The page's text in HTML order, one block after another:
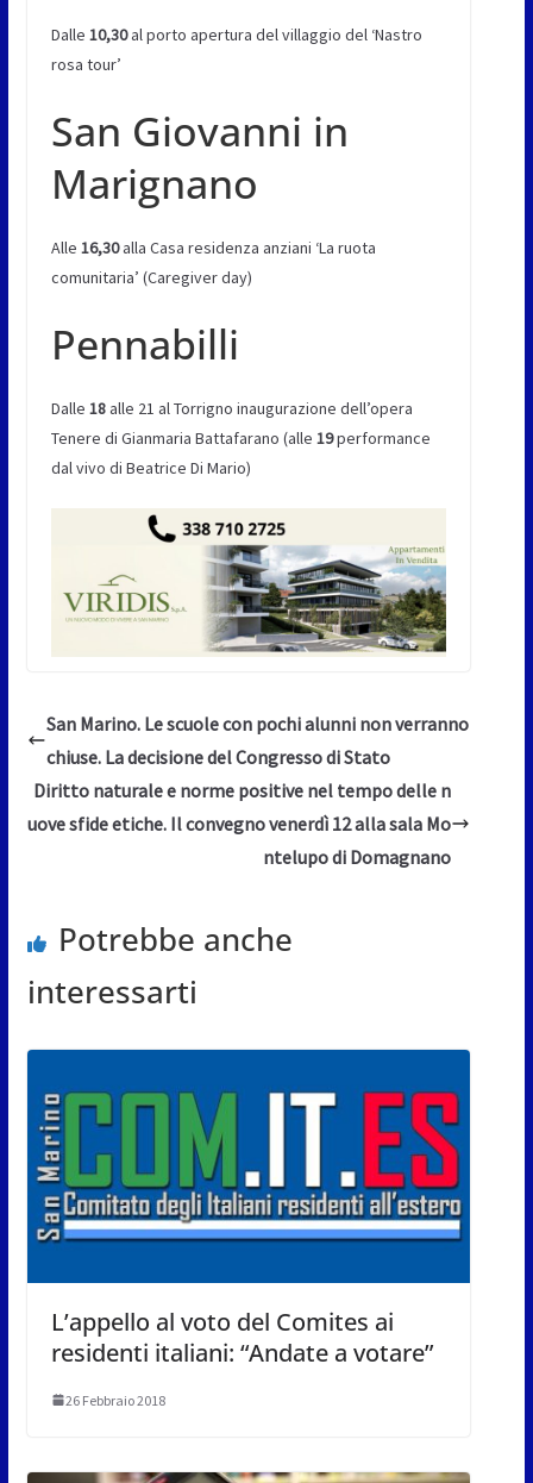
Dalle 10,30al porto apertura del villaggio del ‘Nastro
rosa tour’
San Giovanni in
Marignano
Alle 16,30alla Casa residenza anziani ‘La ruota
comunitaria’ (Caregiver day)
Pennabilli
Dalle 18alle 21 al Torrigno inaugurazione dell’opera
Tenere di Gianmaria Battafarano (alle 19performance
dal vivo di Beatrice Di Mario)
San Marino. Le scuole con pochi alunni non verranno
chiuse. La decisione del Congresso di Stato
Diritto naturale e norme positive nel tempo delle n
uove sfide etiche. Il convegno venerdì 12 alla sala Mo
ntelupo di Domagnano
Potrebbe anche
interessarti
L’appello al voto del Comites ai
residenti italiani: “Andate a votare”
26 Febbraio 2018